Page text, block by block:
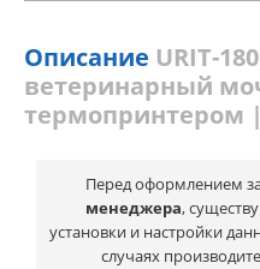
Описание URIT-
ветеринарный
термопринтером
Перед оформлением
менеджера,
установки и настройки
случаях